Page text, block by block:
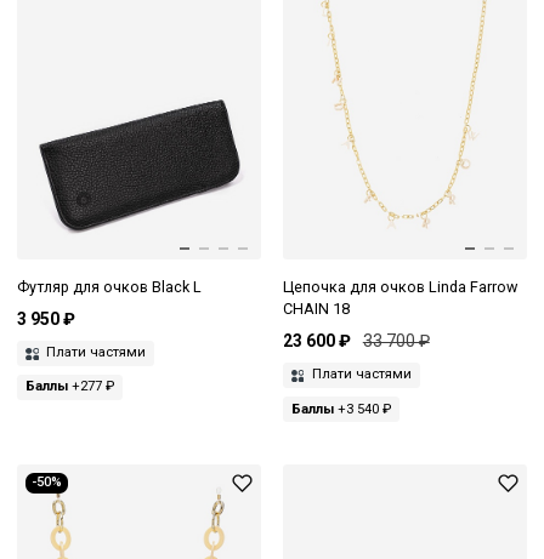
Футляр для очков Black L
3 950 ₽
Плати частями
Баллы +277 ₽
Цепочка для очков Linda Farrow
CHAIN 18
23 600 ₽ 33 700 ₽
Плати частями
Баллы+3 540 ₽
-50%